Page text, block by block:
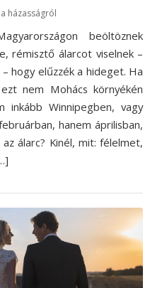
házasságról
beöltöznek
rémisztő álarcot viselnek –
hogy elűzzék a hideget. Ha
nem Mohács környékén
inkább Winnipegben, vagy
hanem áprilisban,
álarc? Kinél, mit: félelmet,